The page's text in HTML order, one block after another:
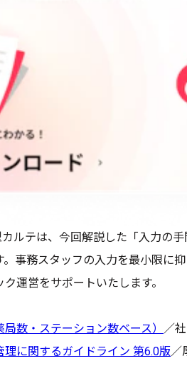
ルテは、今回解説した「入力の
事務スタッフの入力を最小限に
運営をサポートいたします。
数・ステーション数ベース）
／
に関するガイドライン 第6.0版／